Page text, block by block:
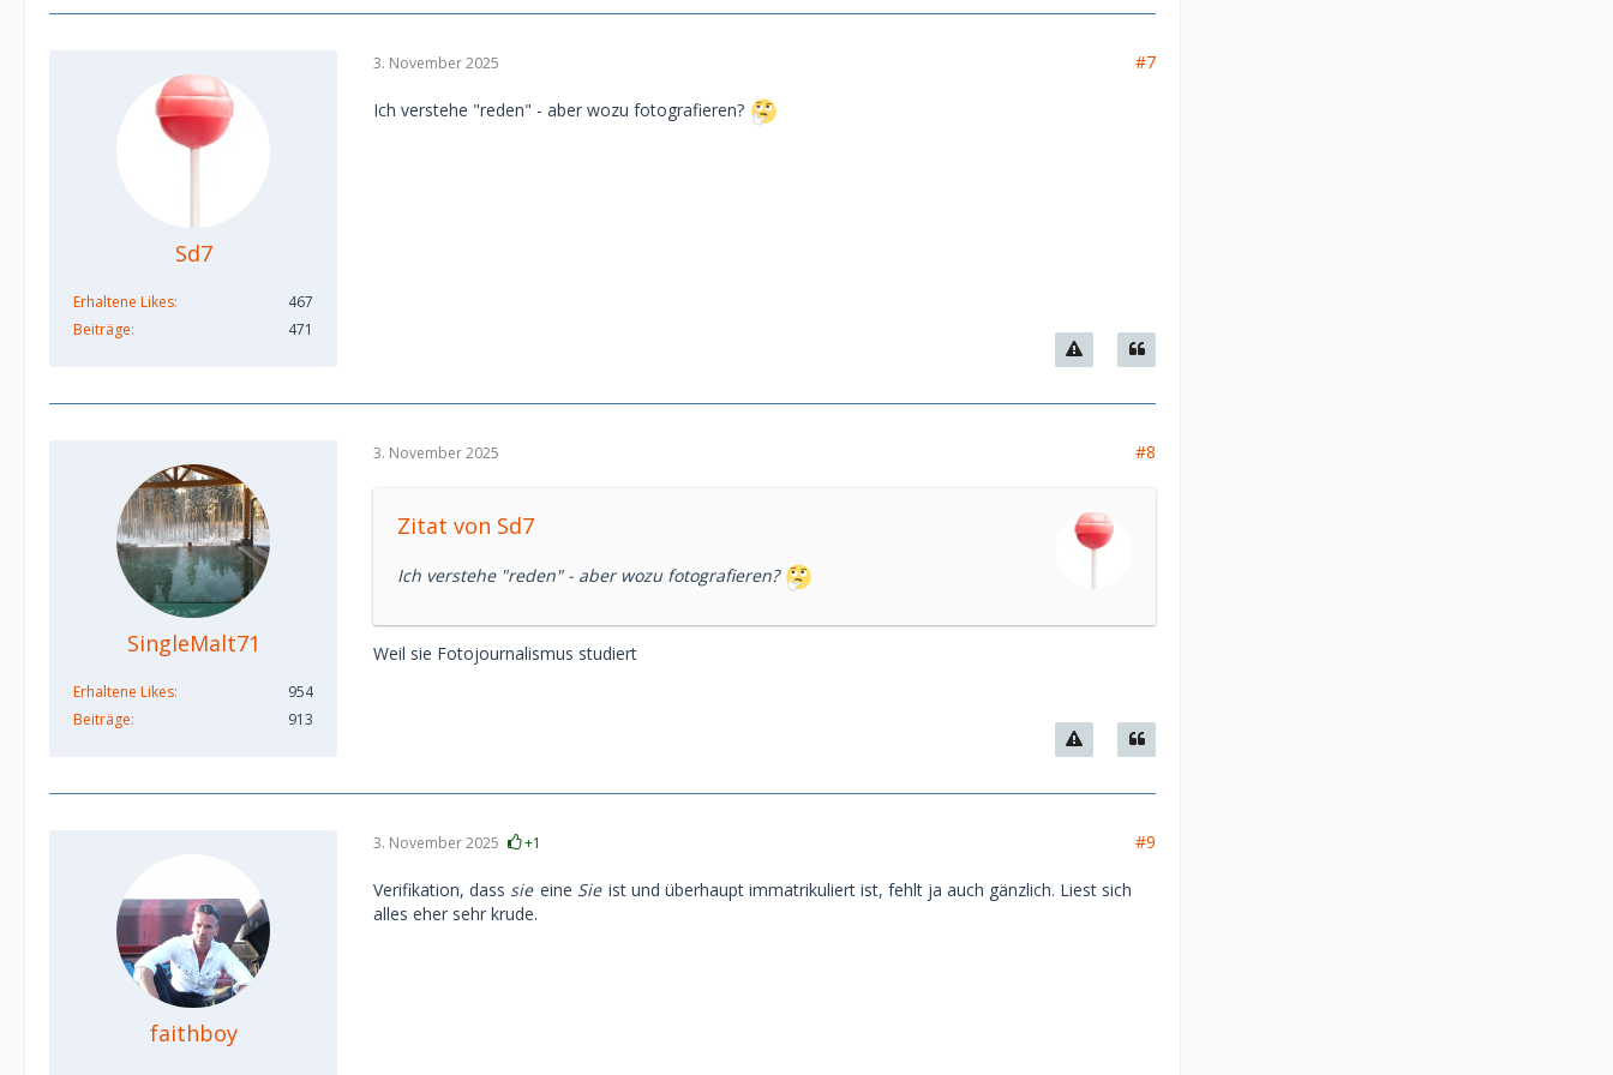
Sd7
Erhaltene Likes
467
Beiträge
471
3. November 2025 #7
Ich verstehe "reden" - aber wozu fotografieren?
SingleMalt71
Erhaltene Likes
954
Beiträge
913
3. November 2025 #8
Zitat von Sd7
Ich verstehe "reden" - aber wozu fotografieren?
Weil sie Fotojournalismus studiert
faithboy
3. November 2025 +1 #9
Verifikation, dass sie eine Sie ist und überhaupt immatrikuliert ist, fehlt ja auch gänzlich. Liest sich
alles eher sehr krude.